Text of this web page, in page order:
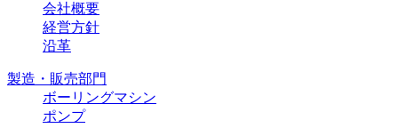
会社概要
経営方針
沿革
製造・販売部門
ボーリングマシン
ポンプ